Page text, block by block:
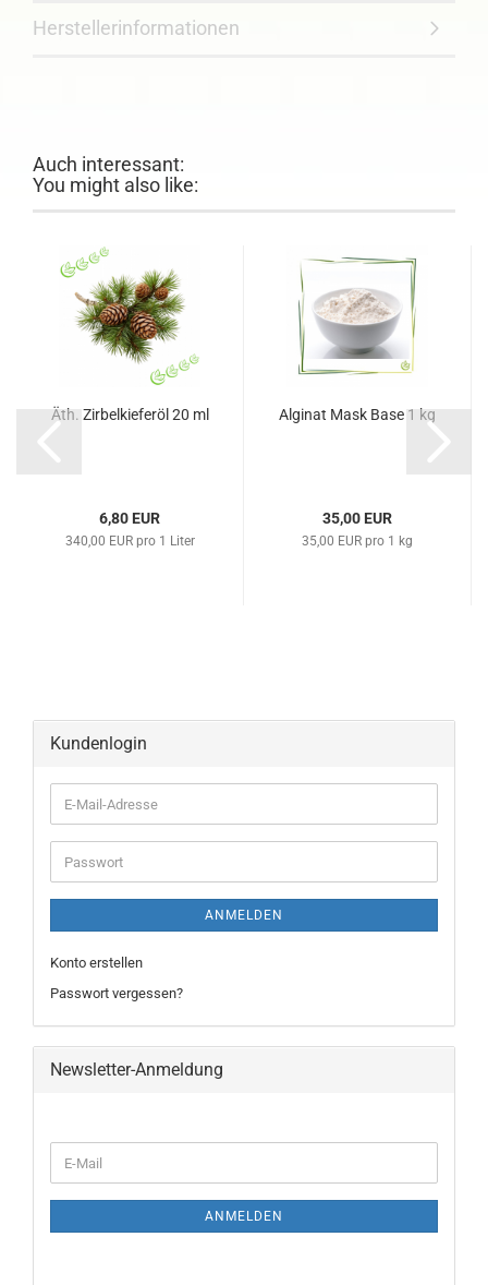
Herstellerinformationen
Auch interessant:
You might also like:
Äth. Zirbelkieferöl 20 ml
6,80 EUR
340,00 EUR pro 1 Liter
Alginat Mask Base 1 kg
35,00 EUR
35,00 EUR pro 1 kg
Kundenlogin
ANMELDEN
Konto erstellen
Passwort vergessen?
Newsletter-Anmeldung
ANMELDEN